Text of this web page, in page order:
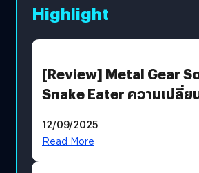
Highlight
[Review] Metal Gear
Snake Eater ความเปลี่
12/09/2025
Read More